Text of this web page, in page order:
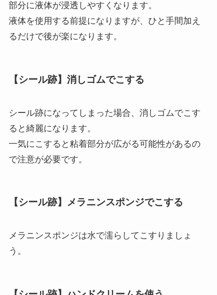
部分に液体が浸透しやすくなります。
液体を使用する前提になりますが、ひと手間加え
るだけで後が楽になります。
【シール跡】消しゴムでこする
シール跡になってしまった場合、消しゴムでこす
ると綺麗になります。
一気にこすると粘着部分が広がる可能性があるの
で注意が必要です。
【シール跡】メラニンスポンジでこする
メラニンスポンジは水で濡らしてこすりましょ
う。